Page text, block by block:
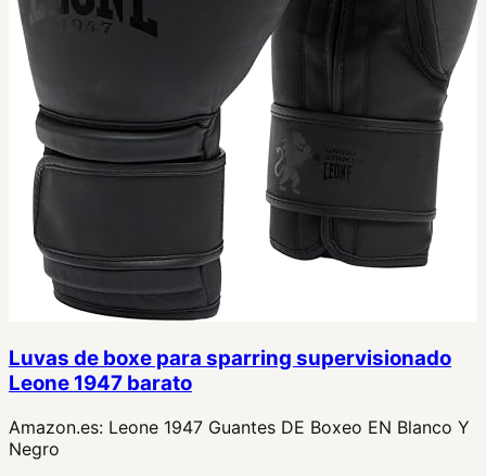
Luvas de boxe para sparring supervisionado
Leone 1947 barato
Amazon.es: Leone 1947 Guantes DE Boxeo EN Blanco Y
Negro